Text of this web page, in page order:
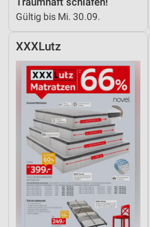
Gültig bis Mi. 30.09.
XXXLutz